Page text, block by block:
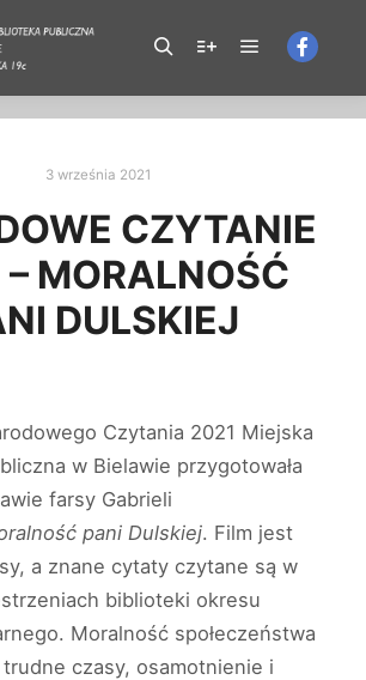
3 września 2021
CZYTANIE
MORALNOŚĆ
DULSKIEJ
Czytania 2021 Miejska
w Bielawie przygotowała
farsy Gabrieli
pani Dulskiej. Film jest
a znane cytaty czytane są w
biblioteki okresu
Moralność społeczeństwa
czasy, osamotnienie i